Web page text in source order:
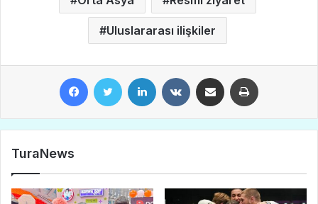
Uluslararası ilişkiler
TuraNews